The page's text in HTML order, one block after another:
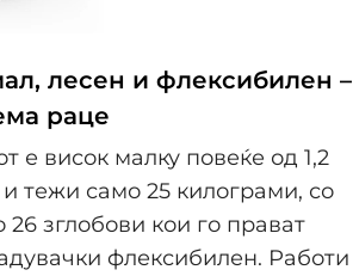
лесен и флексибилен –
раце
е висок малку повеќе од 1,2
тежи само 25 килограми, со
26 зглобови кои го прават
флексибилен. Работи